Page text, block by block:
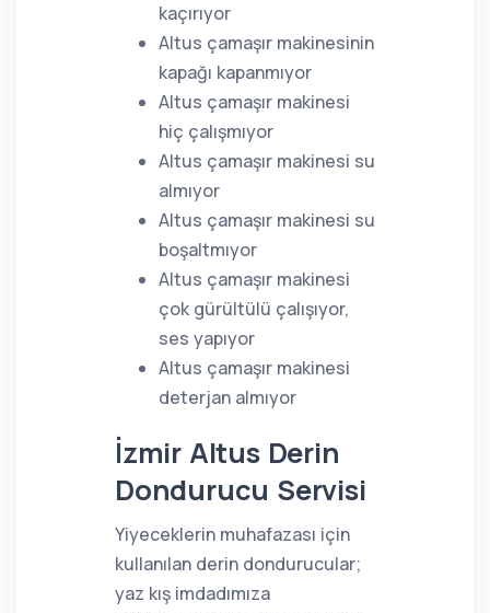
kaçırıyor
Altus çamaşır makinesinin
kapağı kapanmıyor
Altus çamaşır makinesi
hiç çalışmıyor
Altus çamaşır makinesi su
almıyor
Altus çamaşır makinesi su
boşaltmıyor
Altus çamaşır makinesi
çok gürültülü çalışıyor,
ses yapıyor
Altus çamaşır makinesi
deterjan almıyor
İzmir Altus Derin
Dondurucu Servisi
Yiyeceklerin muhafazası için
kullanılan derin dondurucular;
yaz kış imdadımıza